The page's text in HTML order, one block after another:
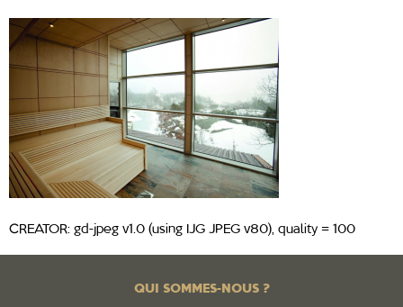
CREATOR: gd-jpeg v1.0 (using IJG JPEG v80), quality = 100
QUI SOMMES-NOUS ?